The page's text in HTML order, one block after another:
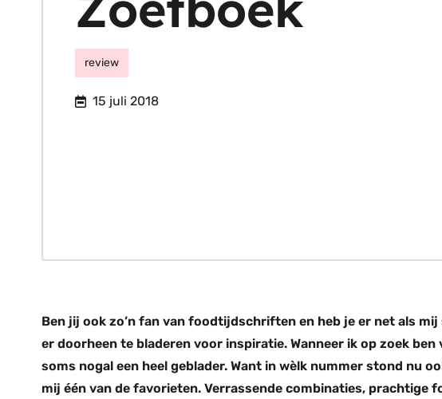
review
15 juli 2018
Ben jij ook zo’n fan van foodtijdschriften en heb je er net als
er doorheen te bladeren voor inspiratie. Wanneer ik op zoek
soms nogal een heel geblader. Want in wèlk nummer stond nu
mij één van de favorieten. Verrassende combinaties, prachtige